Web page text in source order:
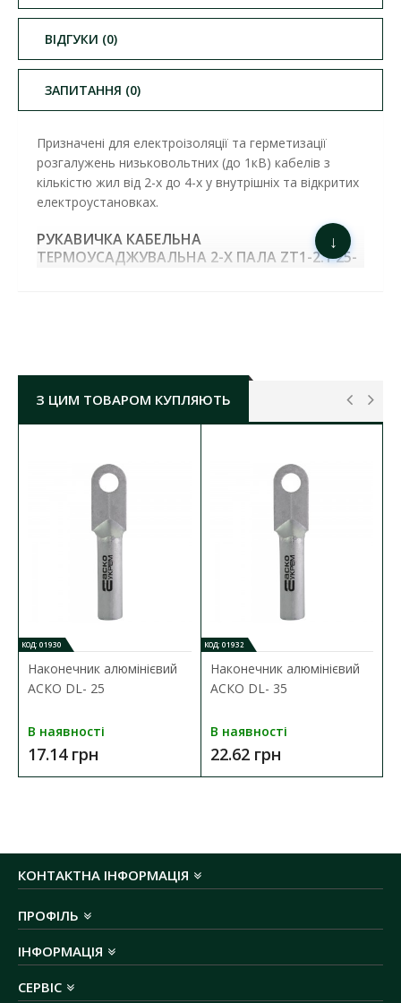
ВІДГУКИ (0)
ЗАПИТАННЯ (0)
Призначені для електроізоляції та герметизації
розгалужень низьковольтних (до 1кВ) кабелів з
кількістю жил від 2-х до 4-х у внутрішніх та відкритих
електроустановках.
РУКАВИЧКА КАБЕЛЬНА
ТЕРМОУСАДЖУВАЛЬНА 2-Х ПАЛА ZT1-2.1 25-
Кількість розгалужень ("пальців"):
Температура експлуатації:
↓
З ЦИМ ТОВАРОМ КУПЛЯЮТЬ
КОД: 01930
Наконечник алюмінієвий
АСКО DL- 25
В наявності
17.14 грн
КОД: 01932
Наконечник алюмінієвий
АСКО DL- 35
В наявності
22.62 грн
КОНТАКТНА ІНФОРМАЦІЯ
ПРОФІЛЬ
ІНФОРМАЦІЯ
СЕРВІС